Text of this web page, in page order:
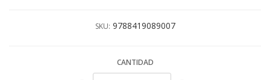
SKU: 9788419089007
CANTIDAD